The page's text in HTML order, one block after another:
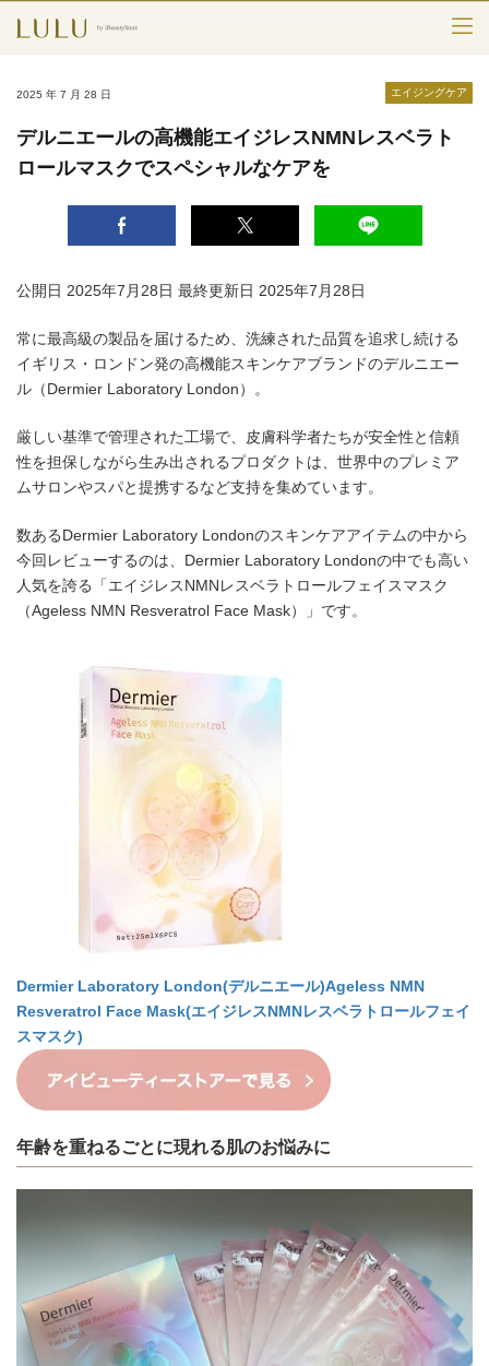
スキンケア
ボディ＆ヘア
検索
2025 年 7 月 28 日 エイジングケア
デルニエールの高機能エイジレスNMNレスベラト
ロールマスクでスペシャルなケアを
公開日 2025年7月28日 最終更新日 2025年7月28日
常に最高級の製品を届けるため、洗練された品質を追求し続ける
イギリス・ロンドン発の高機能スキンケアブランドのデルニエー
ル（Dermier Laboratory London）。
厳しい基準で管理された工場で、皮膚科学者たちが安全性と信頼
性を担保しながら生み出されるプロダクトは、世界中のプレミア
ムサロンやスパと提携するなど支持を集めています。
数あるDermier Laboratory Londonのスキンケアアイテムの中から
今回レビューするのは、Dermier Laboratory Londonの中でも高い
人気を誇る「エイジレスNMNレスベラトロールフェイスマスク
（Ageless NMN Resveratrol Face Mask）」です。
Dermier Laboratory London(デルニエール)Ageless NMN
Resveratrol Face Mask(エイジレスNMNレスベラトロールフェイ
スマスク)
年齢を重ねるごとに現れる肌のお悩みに